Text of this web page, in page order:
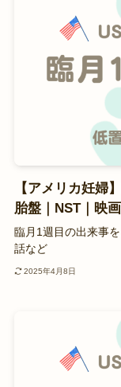
【アメリカ妊婦
胎盤｜NST｜映
臨月1週目の出来事
話など
2025年4月8日